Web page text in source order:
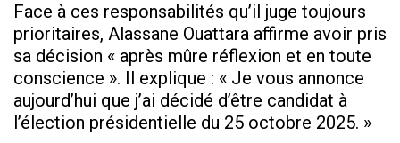
Face à ces responsabilités qu’il juge toujours
prioritaires, Alassane Ouattara affirme avoir pris
sa décision « après mûre réflexion et en toute
conscience ». Il explique : « Je vous annonce
aujourd’hui que j’ai décidé d’être candidat à
l’élection présidentielle du 25 octobre 2025. »